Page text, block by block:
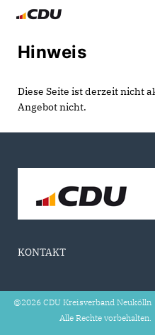
Hinweis
Diese Seite ist derzeit nicht
Angebot nicht.
KONTAKT
@2026 CDU Kreisverband Neukölln
Alle Rechte vorbehalten.